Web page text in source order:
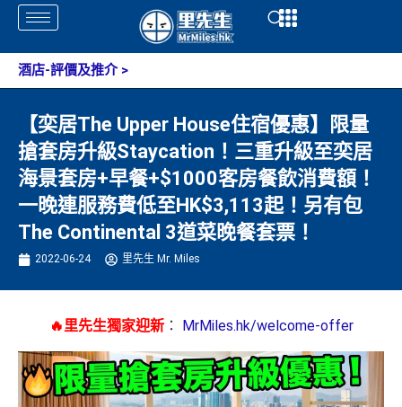
Skip
content
Open
酒店-評價及推介>
【奕居The Upper House住宿優惠】限量
搶套房升級Staycation！三重升級至奕居
海景套房+早餐+$1000客房餐飲消費額！
一晚連服務費低至HK$3,113起！另有包
The Continental 3道菜晚餐套票！
2022-06-24 里先生 Mr. Miles
🔥里先生獨家迎新： MrMiles.hk/welcome-offer